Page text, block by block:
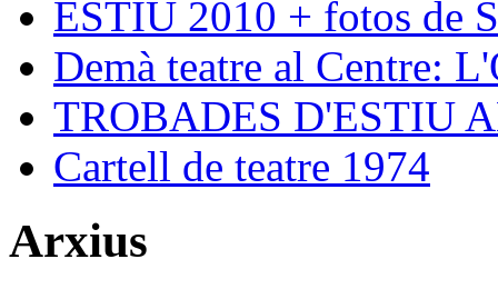
ESTIU 2010 + fotos de
Demà teatre al Centre:
TROBADES D'ESTIU
Cartell de teatre 1974
Arxius